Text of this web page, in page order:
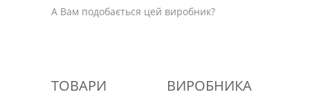
А Вам подобається цей виробник?
ТОВАРИ ВИРОБНИКА